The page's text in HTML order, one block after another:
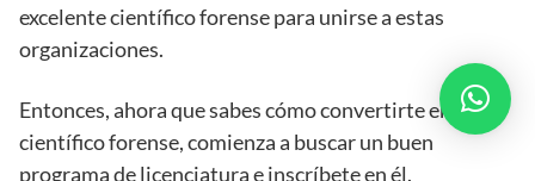
excelente científico forense para unirse a estas
organizaciones.
Entonces, ahora que sabes cómo convertirte en un
científico forense, comienza a buscar un buen
programa de licenciatura e inscríbete en él.